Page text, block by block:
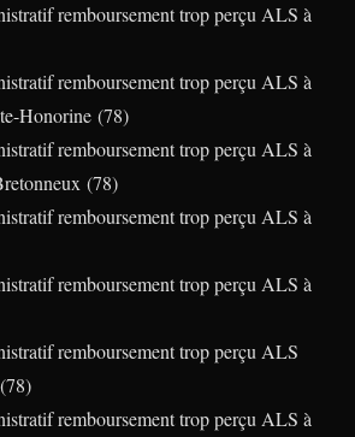
remboursement trop perçu ALS à
remboursement trop perçu ALS à
Honorine (78)
remboursement trop perçu ALS à
(78)
remboursement trop perçu ALS à
remboursement trop perçu ALS à
remboursement trop perçu ALS
remboursement trop perçu ALS à